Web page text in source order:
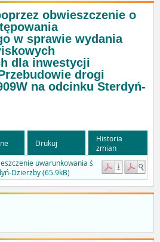
obwieszczenie o
w sprawie wydania
dla inwestycji
drogi
na odcinku Sterdyń-
Drukuj
Historia
zmian
uwarunkowania ś
Dzierzby (65.9kB)